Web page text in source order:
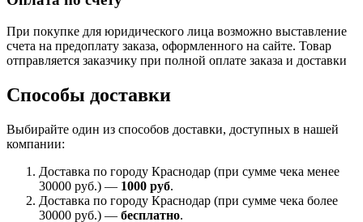
При покупке для юридического лица возможно выставление
счета на предоплату заказа, оформленного на сайте. Товар
отправляется заказчику при полной оплате заказа и доставки
Способы доставки
Выбирайте один из способов доставки, доступных в нашей
компании:
Доставка по городу Краснодар (при сумме чека менее
30000 руб.) — 1000 руб.
Доставка по городу Краснодар (при сумме чека более
30000 руб.) — бесплатно.